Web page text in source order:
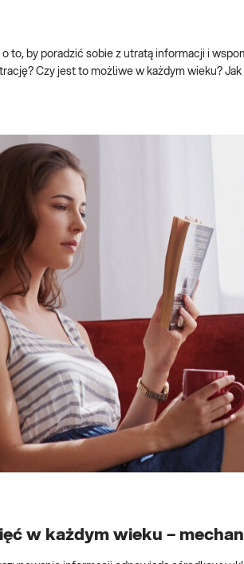
to, by poradzić sobie z utratą informacji i
Czy jest to możliwe w każdym wieku?
w każdym wieku –